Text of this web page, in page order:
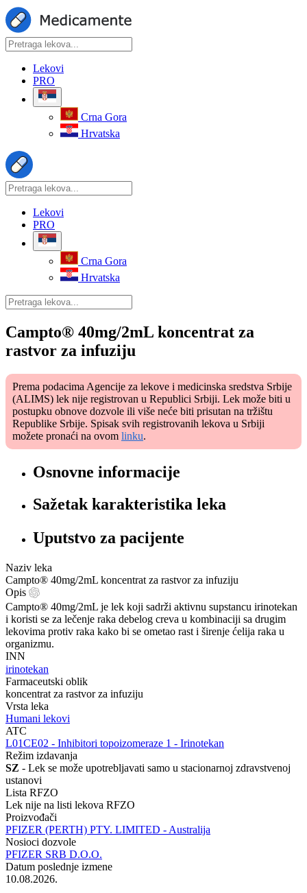
Lekovi
PRO
Crna Gora
Hrvatska
Lekovi
PRO
Crna Gora
Hrvatska
Campto® 40mg/2mL koncentrat za
rastvor za infuziju
Prema podacima Agencije za lekove i medicinska sredstva Srbije
(ALIMS) lek nije registrovan u Republici Srbiji. Lek može biti u
postupku obnove dozvole ili više neće biti prisutan na tržištu
Republike Srbije. Spisak svih registrovanih lekova u Srbiji
možete pronaći na ovom linku.
Osnovne informacije
Sažetak karakteristika leka
Uputstvo za pacijente
Naziv leka
Campto® 40mg/2mL koncentrat za rastvor za infuziju
Opis
Campto® 40mg/2mL je lek koji sadrži aktivnu supstancu irinotekan
i koristi se za lečenje raka debelog creva u kombinaciji sa drugim
lekovima protiv raka kako bi se ometao rast i širenje ćelija raka u
organizmu.
INN
irinotekan
Farmaceutski oblik
koncentrat za rastvor za infuziju
Vrsta leka
Humani lekovi
ATC
‍L01CE02 - Inhibitori topoizomeraze 1 - Irinotekan
Režim izdavanja
SZ - Lek se može upotrebljavati samo u stacionarnoj zdravstvenoj
ustanovi
Lista RFZO
Lek nije na listi lekova RFZO
Proizvođači
PFIZER (PERTH) PTY. LIMITED - Australija
Nosioci dozvole
PFIZER SRB D.O.O.
Datum poslednje izmene
10.08.2026.